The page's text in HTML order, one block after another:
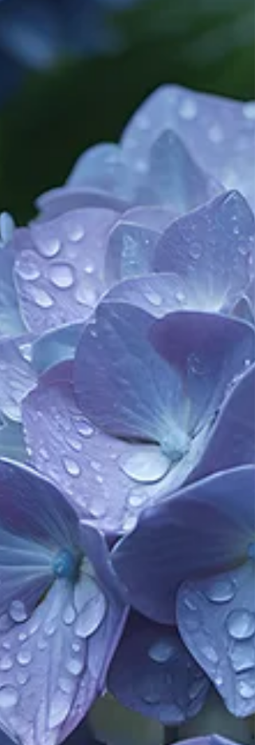
１人１人の苦手分野や対策すべき単元を明確にす
一律の回数設定ではなく、志望校や現在の学習状
況に応じて最適な受講回数を決定します。 また、
授業スケジュールも個別に作成するため、学校の
補習や部活動、習い事との両立も十分に可能で
す。 「勉強を頑張りたいけれど、予定が立てづら
くて…」とお悩みの方も、ぜひ一度教室へご相談
お越しください。 忙しいあなただからこそ、最も
効率よく勉強できるよう、一緒にスケジュールを
組んでいきましょう！ イールートは、一歩を踏み
出すあなたを全力で応援・サポートいたします。